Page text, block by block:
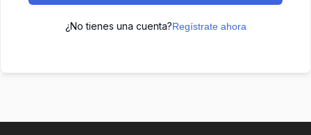
¿No tienes una cuenta?Regístrate ahora